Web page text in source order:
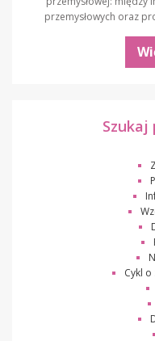
przemysłowych oraz
Szukaj
Cykl